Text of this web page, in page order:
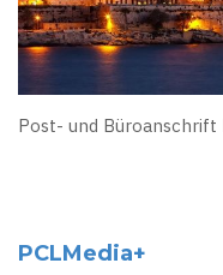
Post- und
PCLMedia+